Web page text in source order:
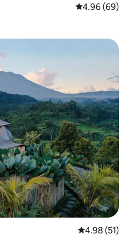
平均评分 4.96
4.96 (69)
平均评分
4.98 (51)